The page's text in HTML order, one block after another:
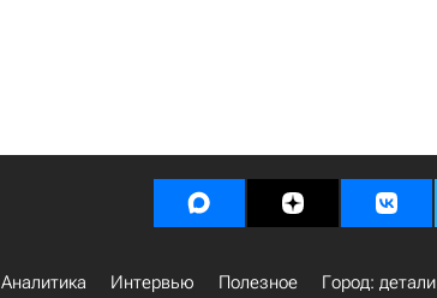
Аналитика Интервью Полезное Город: детали